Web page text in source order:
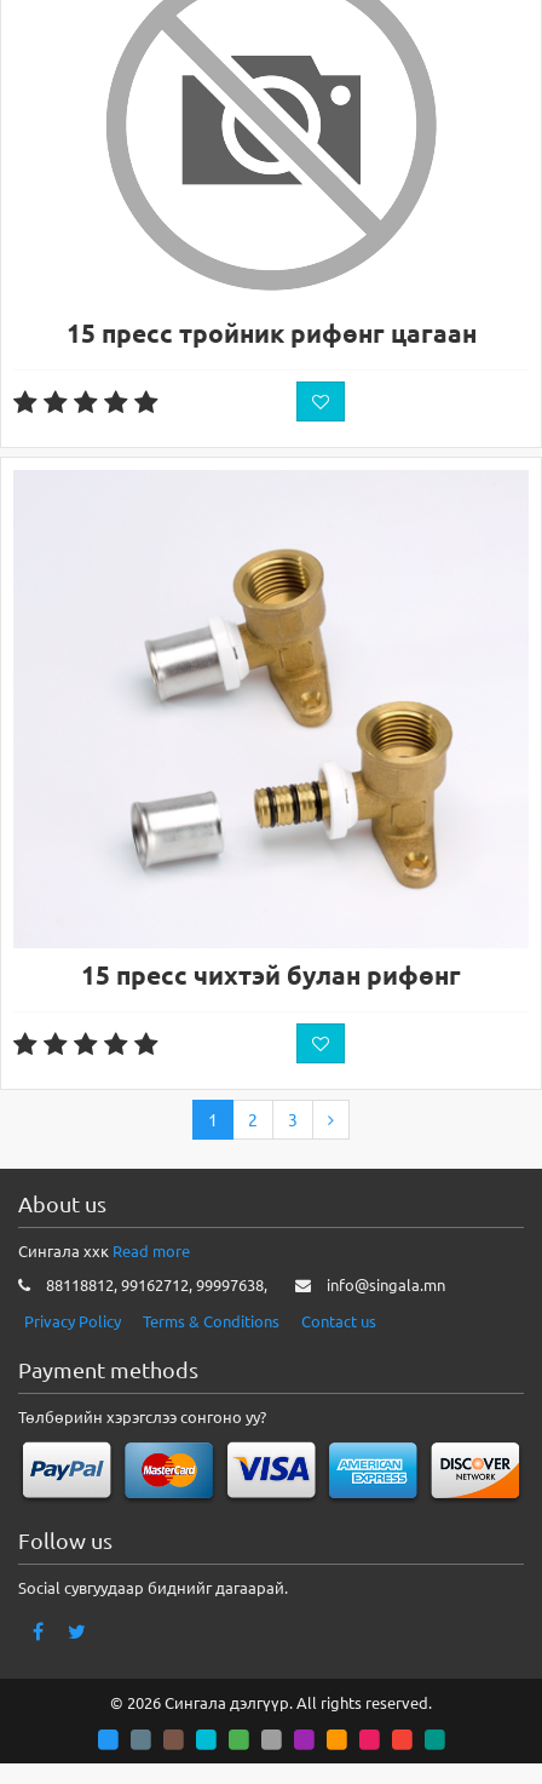
15 пресс тройник рифөнг цагаан
15 пресс чихтэй булан рифөнг
1 2 3
About us
Сингала ххк Read more
88118812, 99162712, 99997638,
info@singala.mn
Privacy Policy
Terms & Conditions Contact us
Payment methods
Төлбөрийн хэрэгслээ сонгоно уу?
Follow us
Social сувгуудаар биднийг дагаарай.
© 2026 Сингала дэлгүүр. All rights reserved.